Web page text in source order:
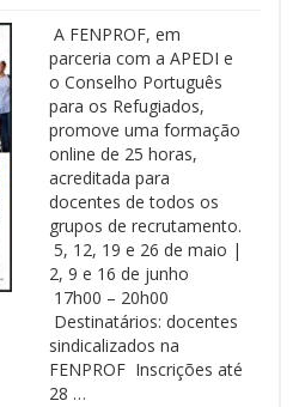
A FENPROF, em
parceria com a APEDI e
o Conselho Português
para os Refugiados,
promove uma formação
online de 25 horas,
acreditada para
docentes de todos os
grupos de recrutamento.
5, 12, 19 e 26 de maio |
2, 9 e 16 de junho
17h00 – 20h00
Destinatários: docentes
sindicalizados na
FENPROF Inscrições até
28 …